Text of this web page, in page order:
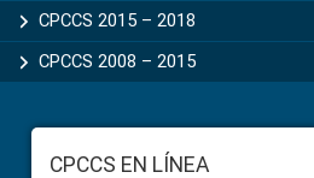
CPCCS 2015 – 2018
CPCCS 2008 – 2015
FooterCPCCS EN LÍNEA